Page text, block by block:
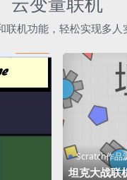
机功能，轻松实现多人
Scratch作品
坦克大战联